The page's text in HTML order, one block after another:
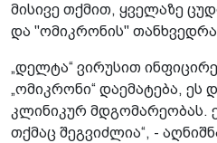
მისივე თქმით, ყველაზე
და "ომიკრონის" თანხვედრა
„დელტა“ ვირუსით
„ომიკრონი“ დაემატება, ეს
კლინიკურ მდგომარეობას.
თქმაც შეგვიძლია“, -